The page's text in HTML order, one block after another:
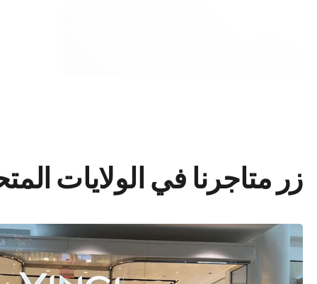
زر متاجرنا في الولايات